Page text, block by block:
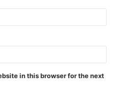
in this browser for the next